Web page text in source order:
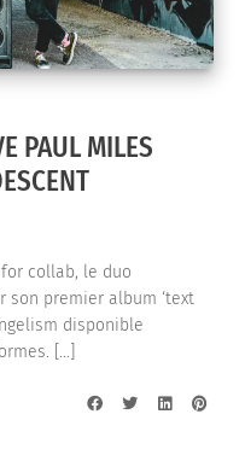
PAUL MILES
collab, le duo
son premier album ‘text
disponible
[…]